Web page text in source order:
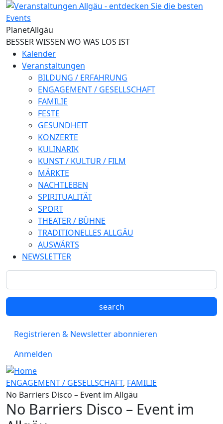
Direkt zum Inhalt
PlanetAllgäu
BESSER WISSEN WO WAS LOS IST
Kalender
Veranstaltungen
BILDUNG / ERFAHRUNG
ENGAGEMENT / GESELLSCHAFT
FAMILIE
FESTE
GESUNDHEIT
KONZERTE
KULINARIK
KUNST / KULTUR / FILM
MÄRKTE
NACHTLEBEN
SPIRITUALITÄT
SPORT
THEATER / BÜHNE
TRADITIONELLES ALLGÄU
AUSWÄRTS
NEWSLETTER
Registrieren & Newsletter abonnieren
Anmelden
ENGAGEMENT / GESELLSCHAFT, FAMILIE
No Barriers Disco – Event im Allgäu
No Barriers Disco – Event im